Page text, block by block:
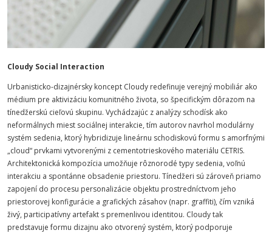
Cloudy Social Interaction
Urbanisticko-dizajnérsky koncept Cloudy redefinuje verejný mobiliár ako
médium pre aktivizáciu komunitného života, so špecifickým dôrazom na
tínedžerskú cieľovú skupinu. Vychádzajúc z analýzy schodísk ako
neformálnych miest sociálnej interakcie, tím autorov navrhol modulárny
systém sedenia, ktorý hybridizuje lineárnu schodiskovú formu s amorfnými
„cloud“ prvkami vytvorenými z cementotrieskového materiálu CETRIS.
Architektonická kompozícia umožňuje rôznorodé typy sedenia, voľnú
interakciu a spontánne obsadenie priestoru. Tínedžeri sú zároveň priamo
zapojení do procesu personalizácie objektu prostredníctvom jeho
priestorovej konfigurácie a grafických zásahov (napr. graffiti), čím vzniká
živý, participatívny artefakt s premenlivou identitou. Cloudy tak
predstavuje formu dizajnu ako otvorený systém, ktorý podporuje